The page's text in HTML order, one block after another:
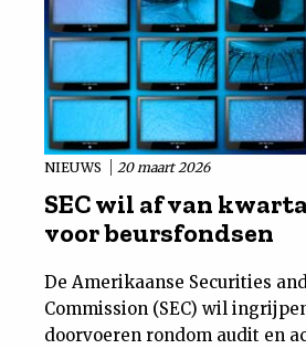
NIEUWS 20 maart 2026
SEC wil af van
voor beursfondsen
De Amerikaanse Securities
Commission (SEC) wil
doorvoeren rondom audit en